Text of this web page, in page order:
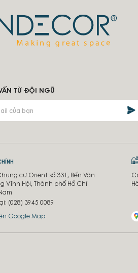
TỪ ĐỘI NGŨ
cư Orient số 331, Bến Vân
Vĩnh Hội, Thành phố Hồ Chí
(028) 3945 0089
Google Map